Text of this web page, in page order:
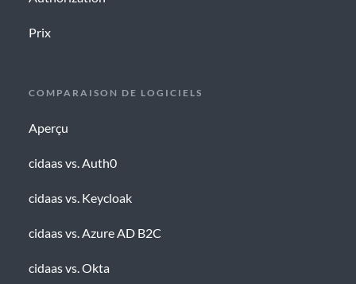
Prix
COMPARAISON DE LOGICIELS
Aperçu
cidaas vs. Auth0
cidaas vs. Keycloak
cidaas vs. Azure AD B2C
cidaas vs. Okta